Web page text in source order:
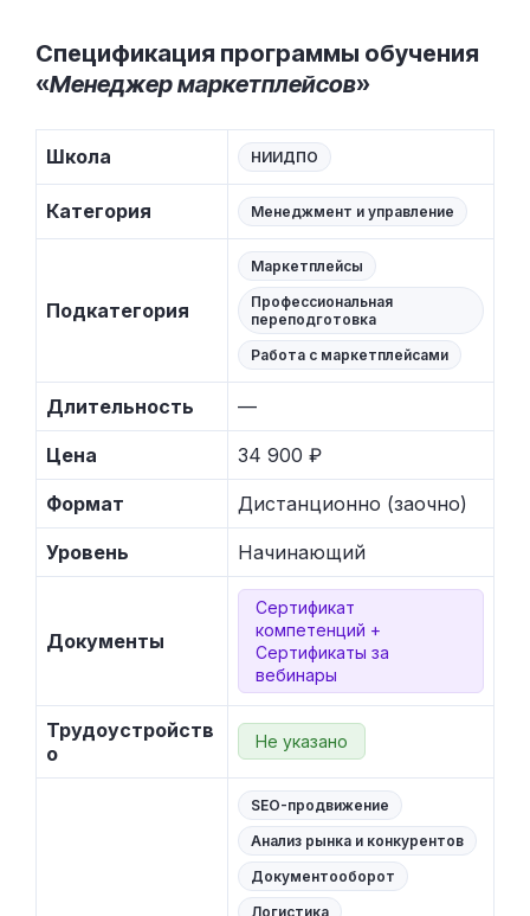
Спецификация программы обучения
«Менеджер маркетплейсов»
Школа НИИДПО
Категория Менеджмент и управление
Подкатегория
Маркетплейсы
Профессиональная
переподготовка
Работа с маркетплейсами
Длительность —
Цена 34 900 ₽
Формат Дистанционно (заочно)
Уровень Начинающий
Документы
Сертификат
компетенций +
Сертификаты за
вебинары
Трудоустройств
о
Не указано
SEO-продвижение
Анализ рынка и конкурентов
Документооборот
Логистика